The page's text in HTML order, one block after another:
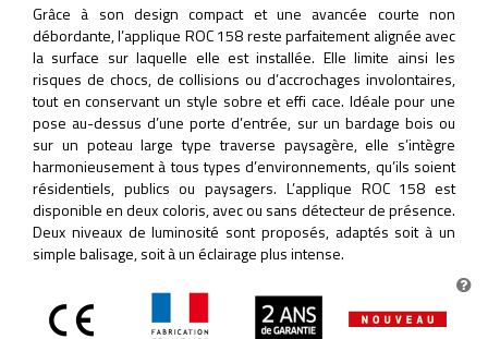
Grâce à son design compact et une avancée courte non
débordante, l’applique ROC 158 reste parfaitement alignée avec
la surface sur laquelle elle est installée. Elle limite ainsi les
risques de chocs, de collisions ou d’accrochages involontaires,
tout en conservant un style sobre et effi cace. Idéale pour une
pose au-dessus d’une porte d’entrée, sur un bardage bois ou
sur un poteau large type traverse paysagère, elle s’intègre
harmonieusement à tous types d’environnements, qu’ils soient
résidentiels, publics ou paysagers. L’applique ROC 158 est
disponible en deux coloris, avec ou sans détecteur de présence.
Deux niveaux de luminosité sont proposés, adaptés soit à un
simple balisage, soit à un éclairage plus intense.